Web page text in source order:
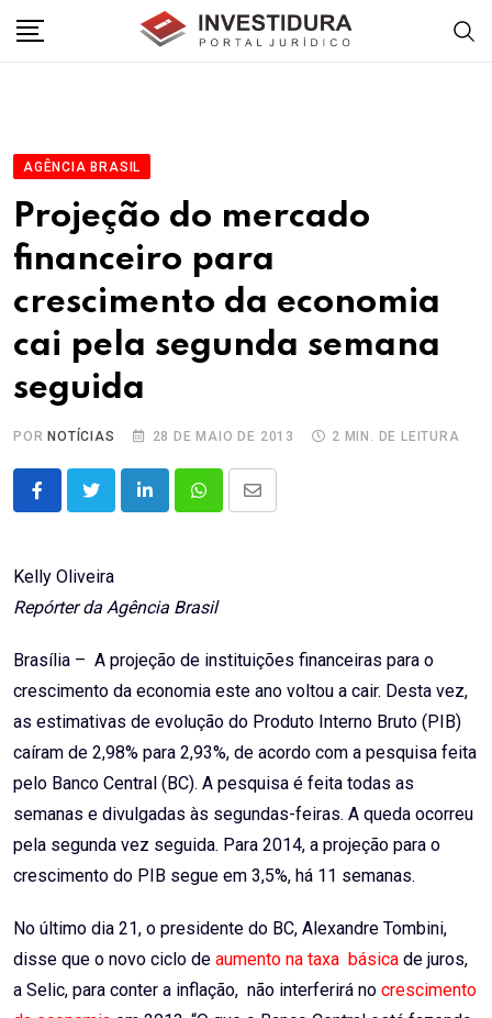
AGÊNCIA BRASIL
Projeção do mercado
financeiro para
crescimento da economia
cai pela segunda semana
seguida
POR NOTÍCIAS 28 DE MAIO DE 2013 2 MIN. DE LEITURA
LinkedInWhatsappShare
Kelly Oliveira
Repórter da Agência Brasil
Brasília – A projeção de instituições financeiras para o
crescimento da economia este ano voltou a cair. Desta vez,
as estimativas de evolução do Produto Interno Bruto (PIB)
caíram de 2,98% para 2,93%, de acordo com a pesquisa feita
pelo Banco Central (BC). A pesquisa é feita todas as
semanas e divulgadas às segundas-feiras. A queda ocorreu
pela segunda vez seguida. Para 2014, a projeção para o
crescimento do PIB segue em 3,5%, há 11 semanas.
No último dia 21, o presidente do BC, Alexandre Tombini,
disse que o novo ciclo de aumento na taxa básica de juros,
a Selic, para conter a inflação, não interferirá no crescimento